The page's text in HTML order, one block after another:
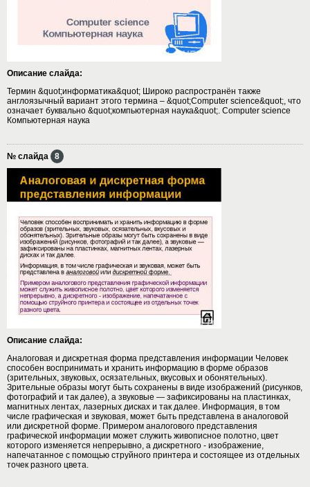
Описание слайда:
Термин &quot;информатика&quot; Широко распространён также
англоязычный вариант этого термина – &quot;Сomputer science&quot;, что
означает буквально &quot;компьютерная наука&quot;. Сomputer science
Компьютерная наука
№ слайда 8
Описание слайда:
Аналоговая и дискретная форма представления информации Человек
способен воспринимать и хранить информацию в форме образов
(зрительных, звуковых, осязательных, вкусовых и обонятельных).
Зрительные образы могут быть сохранены в виде изображений (рисунков,
фотографий и так далее), а звуковые — зафиксированы на пластинках,
магнитных лентах, лазерных дисках и так далее. Информация, в том
числе графическая и звуковая, может быть представлена в аналоговой
или дискретной форме. Примером аналогового представления
графической информации может служить живописное полотно, цвет
которого изменяется непрерывно, а дискретного - изображение,
напечатанное с помощью струйного принтера и состоящее из отдельных
точек разного цвета.